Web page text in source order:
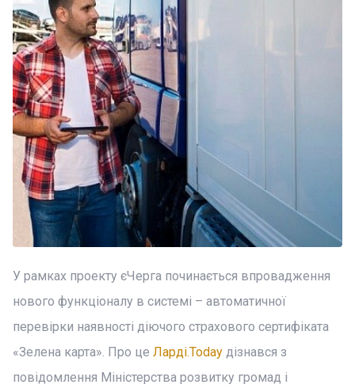
У рамках проекту єЧерга починається впровадження
нового функціоналу в системі – автоматичної
перевірки наявності діючого страхового сертифіката
«Зелена карта». Про це Ларді.Today дізнався з
повідомлення Міністерства розвитку громад і